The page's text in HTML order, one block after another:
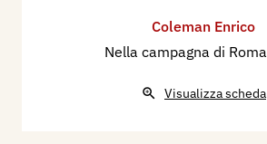
Coleman Enrico
Nella campagna di Roma
Visualizza scheda